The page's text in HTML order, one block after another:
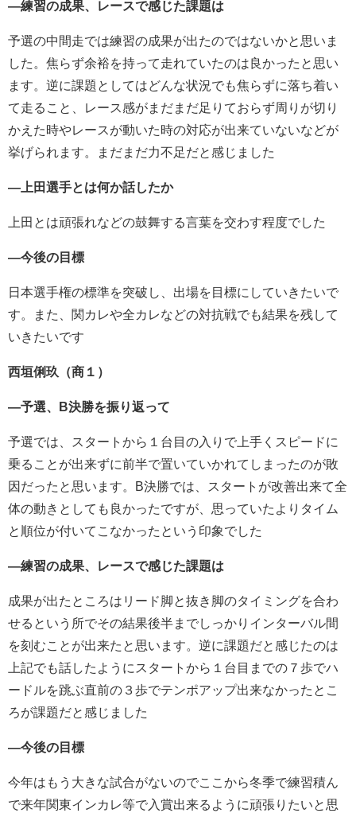
―練習の成果、レースで感じた課題は
予選の中間走では練習の成果が出たのではないかと思いま
した。焦らず余裕を持って走れていたのは良かったと思い
ます。逆に課題としてはどんな状況でも焦らずに落ち着い
て走ること、レース感がまだまだ足りておらず周りが切り
かえた時やレースが動いた時の対応が出来ていないなどが
挙げられます。まだまだ力不足だと感じました
―上田選手とは何か話したか
上田とは頑張れなどの鼓舞する言葉を交わす程度でした
―今後の目標
日本選手権の標準を突破し、出場を目標にしていきたいで
す。また、関カレや全カレなどの対抗戦でも結果を残して
いきたいです
西垣俐玖（商１）
―予選、B決勝を振り返って
予選では、スタートから１台目の入りで上手くスピードに
乗ることが出来ずに前半で置いていかれてしまったのが敗
因だったと思います。B決勝では、スタートが改善出来て全
体の動きとしても良かったですが、思っていたよりタイム
と順位が付いてこなかったという印象でした
―練習の成果、レースで感じた課題は
成果が出たところはリード脚と抜き脚のタイミングを合わ
せるという所でその結果後半までしっかりインターバル間
を刻むことが出来たと思います。逆に課題だと感じたのは
上記でも話したようにスタートから１台目までの７歩でハ
ードルを跳ぶ直前の３歩でテンポアップ出来なかったとこ
ろが課題だと感じました
―今後の目標
今年はもう大きな試合がないのでここから冬季で練習積ん
で来年関東インカレ等で入賞出来るように頑張りたいと思